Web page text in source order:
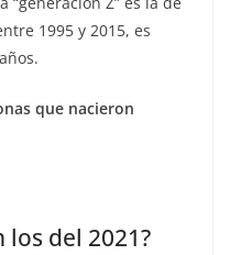
1995 y 2015, es
que nacieron
los del 2021?